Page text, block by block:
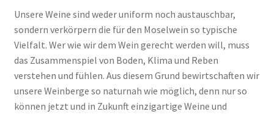
Unsere Weine sind weder uniform noch austauschbar,
sondern verkörpern die für den Moselwein so typische
Vielfalt. Wer wie wir dem Wein gerecht werden will, muss
das Zusammenspiel von Boden, Klima und Reben
verstehen und fühlen. Aus diesem Grund bewirtschaften wir
unsere Weinberge so naturnah wie möglich, denn nur so
können jetzt und in Zukunft einzigartige Weine und